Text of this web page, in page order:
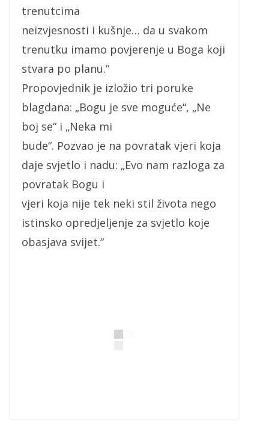
trenutcima
neizvjesnosti i kušnje… da u svakom
trenutku imamo povjerenje u Boga koji
stvara po planu.“
Propovjednik je izložio tri poruke
blagdana: „Bogu je sve moguće“, „Ne
boj se“ i „Neka mi
bude“. Pozvao je na povratak vjeri koja
daje svjetlo i nadu: „Evo nam razloga za
povratak Bogu i
vjeri koja nije tek neki stil života nego
istinsko opredjeljenje za svjetlo koje
obasjava svijet.“